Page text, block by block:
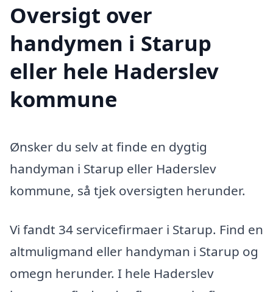
Oversigt over
handymen i Starup
eller hele Haderslev
kommune
Ønsker du selv at finde en dygtig
handyman i Starup eller Haderslev
kommune, så tjek oversigten herunder.
Vi fandt 34 servicefirmaer i Starup. Find en
altmuligmand eller handyman i Starup og
omegn herunder. I hele Haderslev